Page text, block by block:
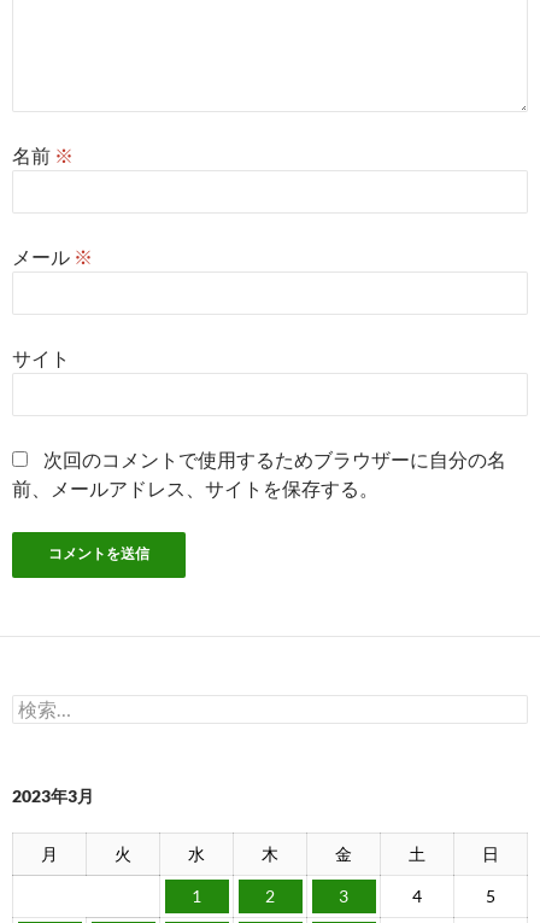
名前 ※
メール ※
サイト
次回のコメントで使用するためブラウザーに自分の名
前、メールアドレス、サイトを保存する。
検
索:
2023年3月
月 火 水 木 金 土 日
1 2 3 4 5